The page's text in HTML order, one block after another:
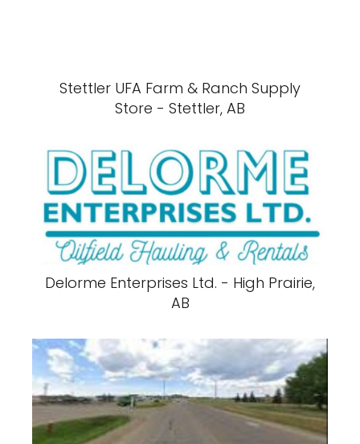
Stettler UFA Farm & Ranch Supply
Store - Stettler, AB
Delorme Enterprises Ltd. - High Prairie,
AB